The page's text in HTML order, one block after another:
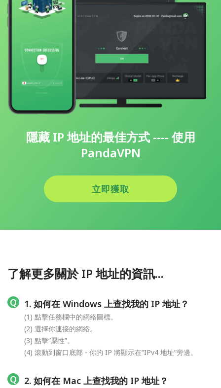
隱藏 IP 地址的最佳方式 ---- 使用
PandaVPN
立即獲取
了解更多關於 IP 地址的資訊...
1. 如何在 Windows 上查找我的 IP 地址？
(1) 點擊任務欄中的網絡圖標。
(2) 選擇你連接的網絡。
(3) 點擊“屬性”。
(4) 滾動到窗口底部 - 你的 IP 將顯示在“IPv4 地址”旁邊。
2. 如何在 Mac 上查找我的 IP 地址？